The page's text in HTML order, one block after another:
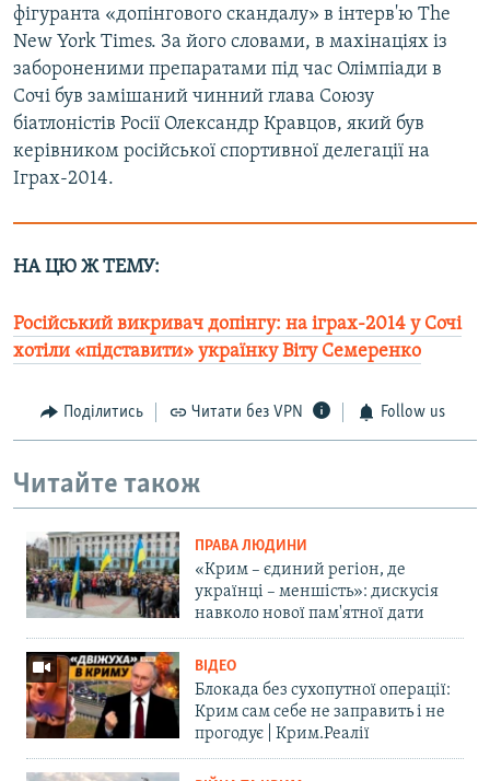
фігуранта «допінгового скандалу» в інтерв'ю The
New York Times. За його словами, в махінаціях із
забороненими препаратами під час Олімпіади в
Сочі був замішаний чинний глава Союзу
біатлоністів Росії Олександр Кравцов, який був
керівником російської спортивної делегації на
Іграх-2014.
НА ЦЮ Ж ТЕМУ:
Російський викривач допінгу: на іграх-2014 у Сочі
хотіли «підставити» українку Віту Семеренко
Поділитись Читати без VPN Follow us
Читайте також
ПРАВА ЛЮДИНИ
«Крим – єдиний регіон, де
українці – меншість»: дискусія
навколо нової пам'ятної дати
ВІДЕО
Блокада без сухопутної операції:
Крим сам себе не заправить і не
прогодує | Крим.Реалії